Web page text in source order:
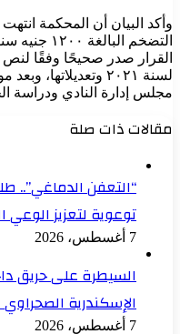
وأكد البيان أن المحكمة
التضخم
لسنة ٢٠٢١
مجلس إدارة النادي ودراسة
مقالات ذات صلة
“التعفن الدماغي”..
توعوية لتعزيز الوعي
7 أغسطس، 2026
السيطرة على حريق
الإسكندرية
7 أغسطس، 2026